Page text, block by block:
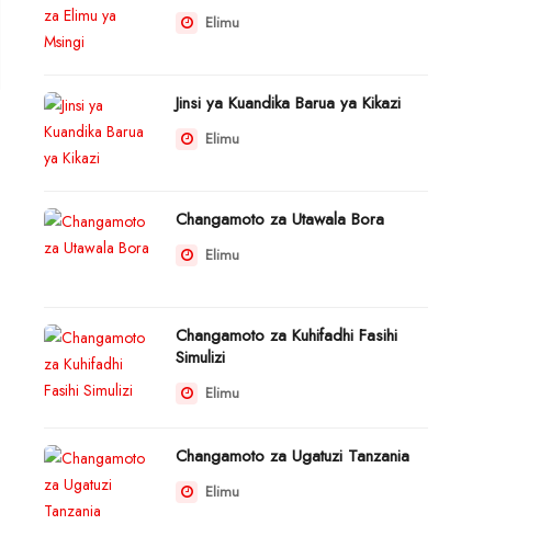
Elimu
Jinsi ya Kuandika Barua ya Kikazi
Elimu
Changamoto za Utawala Bora
Elimu
Changamoto za Kuhifadhi Fasihi
Simulizi
Elimu
Changamoto za Ugatuzi Tanzania
Elimu